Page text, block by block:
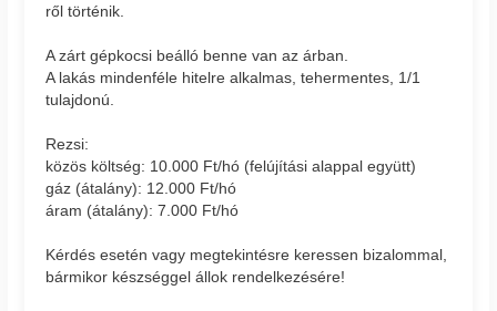
ről történik.
A zárt gépkocsi beálló benne van az árban.
A lakás mindenféle hitelre alkalmas, tehermentes, 1/1
tulajdonú.
Rezsi:
közös költség: 10.000 Ft/hó (felújítási alappal együtt)
gáz (átalány): 12.000 Ft/hó
áram (átalány): 7.000 Ft/hó
Kérdés esetén vagy megtekintésre keressen bizalommal,
bármikor készséggel állok rendelkezésére!